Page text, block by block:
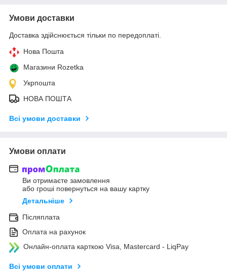
Умови доставки
Доставка здійснюється тільки по передоплаті.
Нова Пошта
Магазини Rozetka
Укрпошта
НОВА ПОШТА
Всі умови доставки
Умови оплати
Ви отримаєте замовлення
або гроші повернуться на вашу картку
Детальніше
Післяплата
Оплата на рахунок
Онлайн-оплата карткою Visa, Mastercard - LiqPay
Всі умови оплати